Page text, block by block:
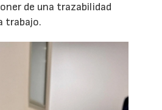
de una trazabilidad
trabajo.